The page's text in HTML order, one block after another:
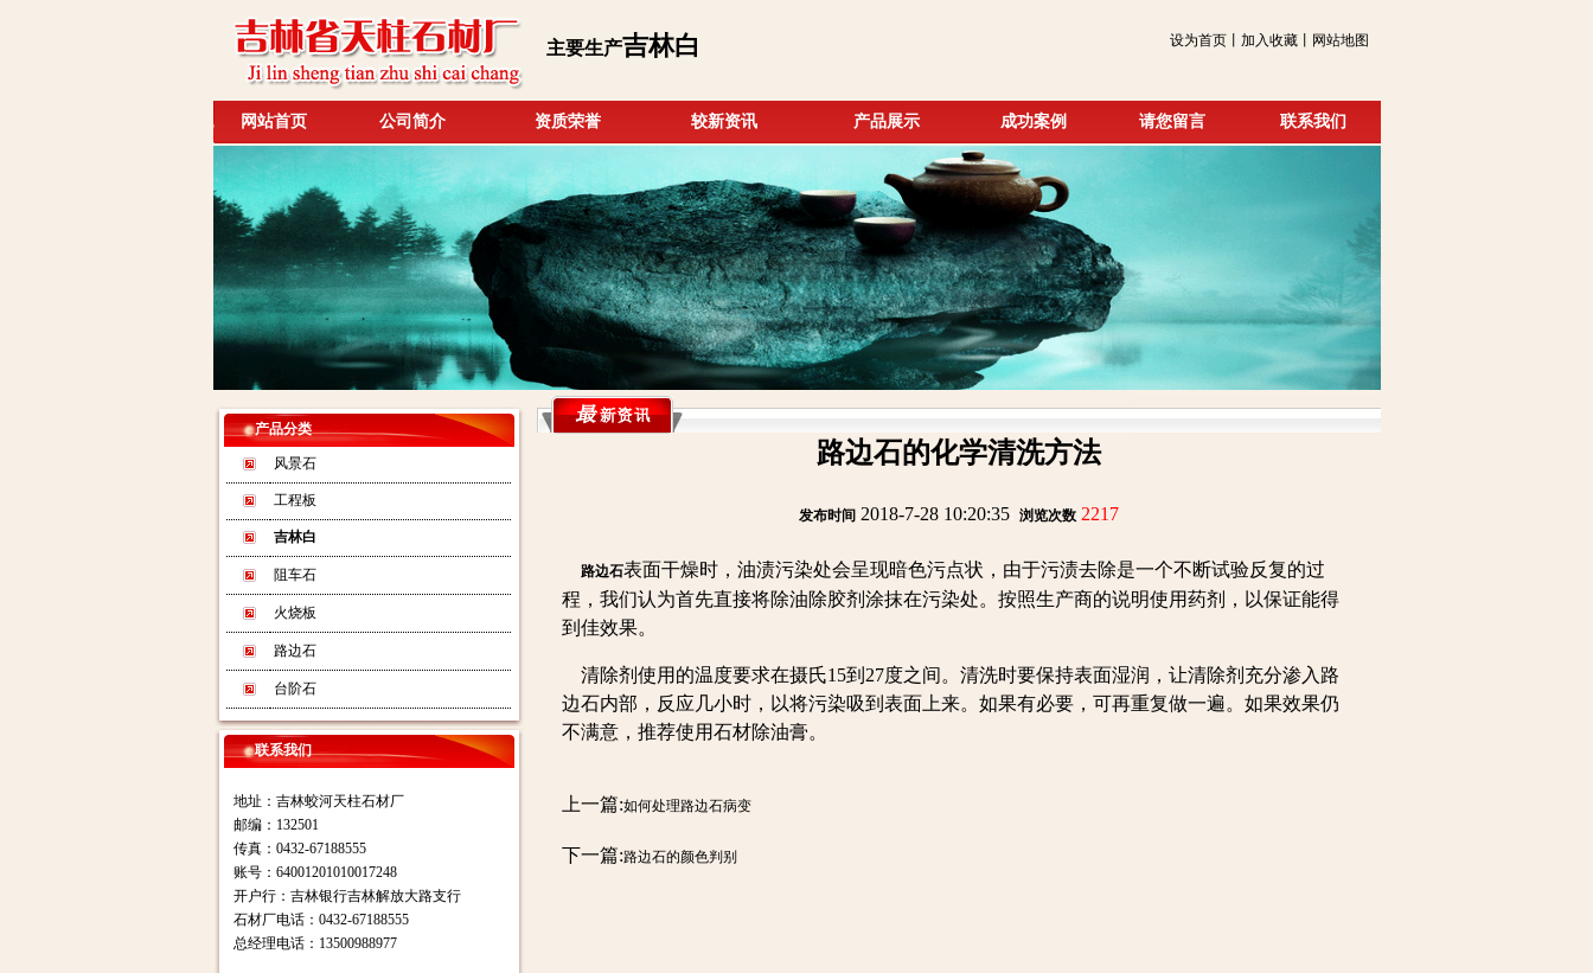
主要生产吉林白 设为首页丨加入收藏丨网站地图
网站首页 公司简介 资质荣誉 较新资讯 产品展示 成功案例 请您留言 联系我们
产品分类
风景石
工程板
吉林白
阻车石
火烧板
路边石
台阶石
联系我们
地址：吉林蛟河天柱石材厂
邮编：132501
传真：0432-67188555
账号：64001201010017248
开户行：吉林银行吉林解放大路支行
石材厂电话：0432-67188555
总经理电话：13500988977
路边石的化学清洗方法
发布时间 2018-7-28 10:20:35: 浏览次数: 2217
路边石表面干燥时，油渍污染处会呈现暗色污点状，由于污渍去除是一个不断试验反复的过
程，我们认为首先直接将除油除胶剂涂抹在污染处。按照生产商的说明使用药剂，以保证能得
到佳效果。
清除剂使用的温度要求在摄氏15到27度之间。清洗时要保持表面湿润，让清除剂充分渗入路
边石内部，反应几小时，以将污染吸到表面上来。如果有必要，可再重复做一遍。如果效果仍
不满意，推荐使用石材除油膏。
上一篇:如何处理路边石病变
下一篇:路边石的颜色判别